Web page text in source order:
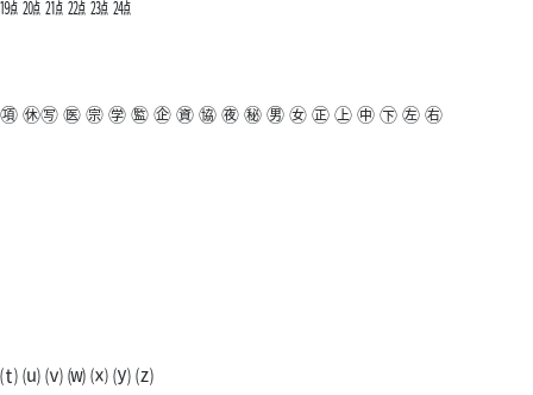
㍬ ㍭ ㍮ ㍯ ㍰
㊡㊢ ㊩ ㊪ ㊫ ㊬ ㊭ ㊮ ㊯ ㊰ ㊙ ㊚ ㊛ ㊣ ㊤ ㊥ ㊦ ㊧ ㊨
⒰ ⒱ ⒲ ⒳ ⒴ ⒵